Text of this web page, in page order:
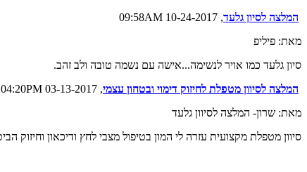
המלצה לסיון גלעד, 10-24-2017 09:58AM
מאת: פיליפ
סיון גלעד כמו אויר לנשימה...אישה עם נשמה טובה ולב זהב.
המלצה לסיוון מטפלת לחיזוק דימוי ובטחון עצמי, 03-13-2017 04:20PM
מאת: שרון- המלצה לסיוון גלעד
סיוון מטפלת מקצועית עזרה לי המון בטיפול מצבי לחץ ודיכאון